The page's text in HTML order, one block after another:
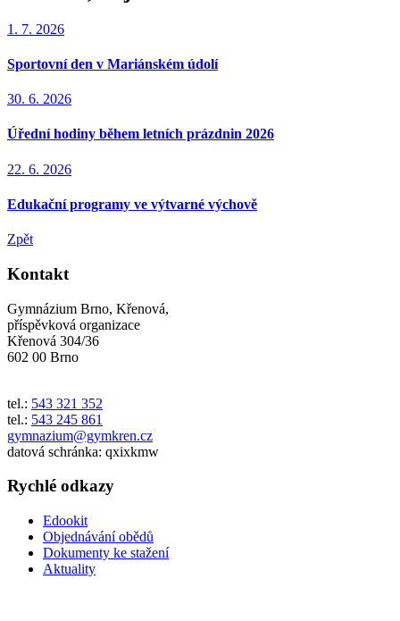
1. 7. 2026
Sportovní den v Mariánském údolí
30. 6. 2026
Úřední hodiny během letních prázdnin 2026
22. 6. 2026
Edukační programy ve výtvarné výchově
Zpět
Kontakt
Gymnázium Brno, Křenová,
příspěvková organizace
Křenová 304/36
602 00 Brno
tel.: 543 321 352
tel.: 543 245 861
gymnazium@gymkren.cz
datová schránka: qxixkmw
Rychlé odkazy
Edookit
Objednávání obědů
Dokumenty ke stažení
Aktuality